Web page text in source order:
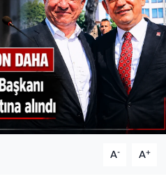
A- A+